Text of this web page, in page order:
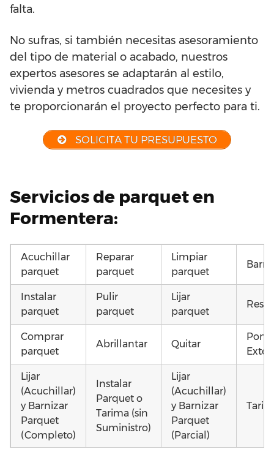
falta.
No sufras, si también necesitas asesoramiento
del tipo de material o acabado, nuestros
expertos asesores se adaptarán al estilo,
vivienda y metros cuadrados que necesites y
te proporcionarán el proyecto perfecto para ti.
SOLICITA TU PRESUPUESTO
Servicios de parquet en
Formentera:
Acuchillar
parquet
Reparar
parquet
Limpiar
parquet
Instalar
parquet
Pulir
parquet
Lijar
parquet
Comprar
parquet
Abrillantar Quitar
Lijar
(Acuchillar)
y Barnizar
Parquet
(Completo)
Instalar
Parquet o
Tarima (sin
Suministro)
Lijar
(Acuchillar)
y Barnizar
Parquet
(Parcial)